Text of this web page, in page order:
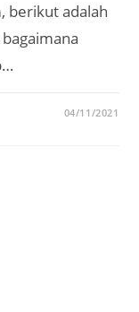
berikut adalah
04/11/2021